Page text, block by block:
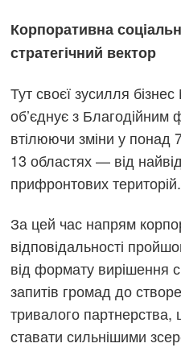
Корпоративна
стратегічний вектор
Тут своєї зусилля
об’єднує з
втілюючи зміни у понад
13 областях — від
прифронтових територій.
За цей час напрям
відповідальності
від формату вирішення
запитів громад до
тривалого
ставати сильнішими